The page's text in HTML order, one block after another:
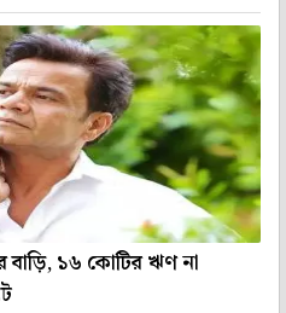
বাড়ি, ১৬ কোটির ঋণ না